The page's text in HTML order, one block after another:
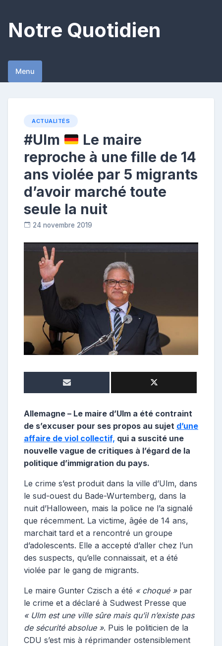
content
Notre Quotidien
Menu
ACTUALITÉS
#Ulm
Le maire
reproche à une fille de 14
ans violée par 5 migrants
d’avoir marché toute
seule la nuit
24 novembre 2019
o
i
Allemagne – Le maire d’Ulm a été contraint
de s’excuser pour ses propos au sujet d’une
affaire de viol collectif, qui a suscité une
nouvelle vague de critiques à l’égard de la
politique d’immigration du pays.
Le crime s’est produit dans la ville d’Ulm, dans
le sud-ouest du Bade-Wurtemberg, dans la
nuit d’Halloween, mais la police ne l’a signalé
que récemment. La victime, âgée de 14 ans,
marchait tard et a rencontré un groupe
d’adolescents. Elle a accepté d’aller chez l’un
des suspects, qu’elle connaissait, et a été
violée par le gang de migrants.
Le maire Gunter Czisch a été « choqué »par
le crime et a déclaré à Sudwest Presse que
« Ulm est une ville sûre mais qu’il n’existe pas
de sécurité absolue ». Puis le politicien de la
CDU s’est mis à réprimander ostensiblement